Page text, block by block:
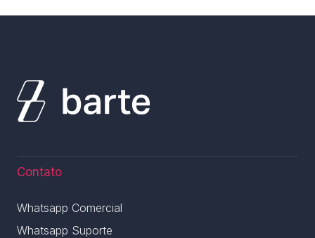
Contato
Whatsapp Comercial
Whatsapp Suporte